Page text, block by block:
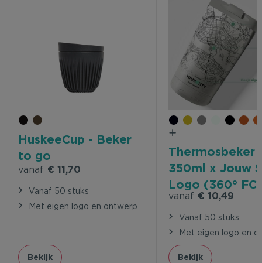
HuskeeCup - Beker
to go
vanaf € 11,70
Vanaf 50 stuks
Met eigen logo en ontwerp
Bekijk
Thermosbeker
350ml x Jouw
Logo (360° FC
vanaf € 10,49
Vanaf 50 stuks
Met eigen logo en
Bekijk